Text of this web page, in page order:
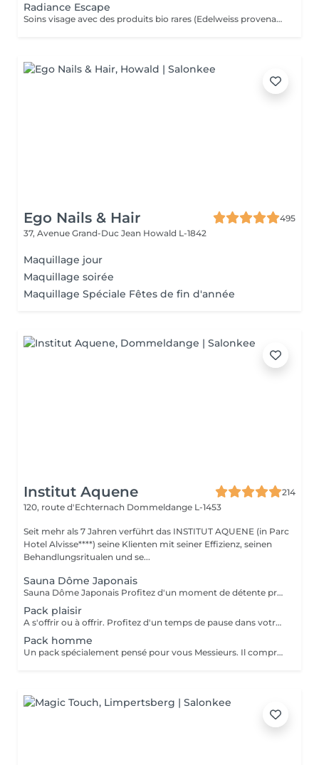
Radiance Escape
Soins visage avec des produits bio rares (Edelweiss provenant des montagnes et Punarvana plante ayurvédique) + 60 minutes de massage aromatique. Ce soin commence par un rafraîchissement stimulant des pieds pour favoriser la circulation sanguine et la relaxation.
Ego Nails & Hair
495
37, Avenue Grand-Duc Jean Howald L-1842
Maquillage jour
Maquillage soirée
Maquillage Spéciale Fêtes de fin d'année
Institut Aquene
214
120, route d'Echternach Dommeldange L-1453
Seit mehr als 7 Jahren verführt das INSTITUT AQUENE (in Parc
Hotel Alvisse****) seine Klienten mit seiner Effizienz, seinen
Behandlungsritualen und se...
Sauna Dôme Japonais
Sauna Dôme Japonais Profitez d'un moment de détente profonde grâce au Sauna Dôme Japonais, une technologie de chaleur douce qui enveloppe le corps tout en laissant la tête à l'air libre. Ce soin favorise : la relaxation musculaire l'élimination des toxines l'activation de la circulation sanguine une sensation de bien-être immédiate Idéal pour relâcher les tensions, purifier l'organisme et offrir au corps un véritable moment de lâcher-prise.
Pack plaisir
A s'offrir ou à offrir. Profitez d'un temps de pause dans votre quotidien. Ce pack comprend: - Un soin visage hyaluronique pour l'éclat, l'hydratation et anti-rides. Convient à tout type de peau. - Un masque de massage pour les yeux (Eye Bar) - Un gommage corps - Un enveloppement corps pour renourrir la peau - Un bain de paraffine pour les mains - Une pédicure Prix 275€ au lieu de 325€
Pack homme
Un pack spécialement pensé pour vous Messieurs. Il comprend: - Un soin visage océan pour l'antifatigue, rafraîchir la peau et l'anti-rides. Convient à tout type de peau. - Microdermabrasion pour une peau plus douce - Un soin des yeux - Un masque de massage (Eye Bar) - Un massage crânien - Une pédicure Prix 256€ au lieu de 283€